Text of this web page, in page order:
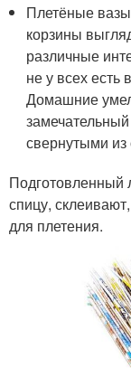
Плетёные
корзины
различные
не у всех есть
Домашние
свернутыми из
Подготовленный
спицу,
для плетения.